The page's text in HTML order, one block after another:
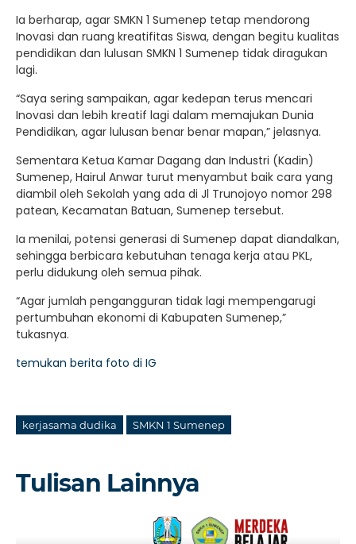
Ia berharap, agar SMKN 1 Sumenep tetap mendorong
Inovasi dan ruang kreatifitas Siswa, dengan begitu kualitas
pendidikan dan lulusan SMKN 1 Sumenep tidak diragukan
lagi.
“Saya sering sampaikan, agar kedepan terus mencari
Inovasi dan lebih kreatif lagi dalam memajukan Dunia
Pendidikan, agar lulusan benar benar mapan,” jelasnya.
Sementara Ketua Kamar Dagang dan Industri (Kadin)
Sumenep, Hairul Anwar turut menyambut baik cara yang
diambil oleh Sekolah yang ada di Jl Trunojoyo nomor 298
patean, Kecamatan Batuan, Sumenep tersebut.
Ia menilai, potensi generasi di Sumenep dapat diandalkan,
sehingga berbicara kebutuhan tenaga kerja atau PKL,
perlu didukung oleh semua pihak.
“Agar jumlah pengangguran tidak lagi mempengarugi
pertumbuhan ekonomi di Kabupaten Sumenep,”
tukasnya.
temukan berita foto di IG
kerjasama dudika SMKN 1 Sumenep
Tulisan Lainnya